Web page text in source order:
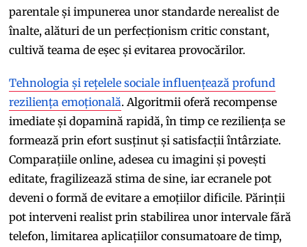
parentale și impunerea unor standarde nerealist de
înalte, alături de un perfecționism critic constant,
cultivă teama de eșec și evitarea provocărilor.
Tehnologia și rețelele sociale influențează profund
reziliența emoțională. Algoritmii oferă recompense
imediate și dopamină rapidă, în timp ce reziliența se
formează prin efort susținut și satisfacții întârziate.
Comparațiile online, adesea cu imagini și povești
editate, fragilizează stima de sine, iar ecranele pot
deveni o formă de evitare a emoțiilor dificile. Părinții
pot interveni realist prin stabilirea unor intervale fără
telefon, limitarea aplicațiilor consumatoare de timp,